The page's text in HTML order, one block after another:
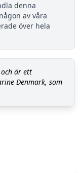
denna
av våra
över hela
är ett
Denmark, som